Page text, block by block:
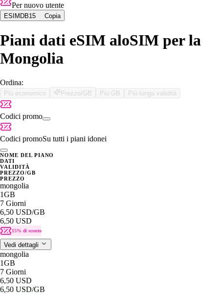
Per nuovo utente
ESIMDB15 Copia
Piani dati eSIM aloSIM per la
Mongolia
Ordina:
Più economico Prezzo/GB Più GB Più lunga validità
Codici promo
Codici promoSu tutti i piani idonei
NOME DEL PIANO
DATI
VALIDITÀ
PREZZO/GB
PREZZO
mongolia
1GB
7 Giorni
6,50 USD/GB
6,50 USD
15% di sconto
Vedi dettagli
mongolia
1GB
7 Giorni
6,50 USD
6,50 USD/GB